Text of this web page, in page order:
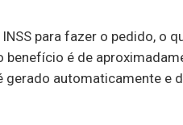
para fazer o pedido, o
benefício é de
automaticamente e